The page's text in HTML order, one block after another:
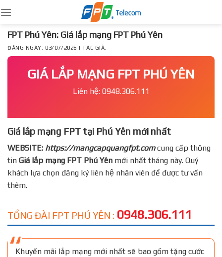
to
content
FPT Phú Yên: Giá lắp mạng FPT Phú Yên
ĐĂNG NGÀY: 03/07/2026 | TÁC GIẢ:
GIÁ LẮP MẠNG FPT PHÚ YÊN
Liên hệ: 0948.306.111
Giá lắp mạng FPT tại Phú Yên mới nhất
WEBSITE: https://mangcapquangfpt.comcung cấp thông
tin Giá lắp mạng FPT Phú Yên mới nhất tháng này. Quý
khách lựa chọn đăng ký liên hệ nhân viên để được tư vấn
thêm.
TỔNG ĐÀI FPT PHÚ YÊN : 0948.306.111
Khuyến mãi lắp mạng mới nhất sẽ bao gồm tặng cước